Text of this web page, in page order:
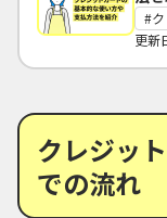
更新
クレジッ
での流れ